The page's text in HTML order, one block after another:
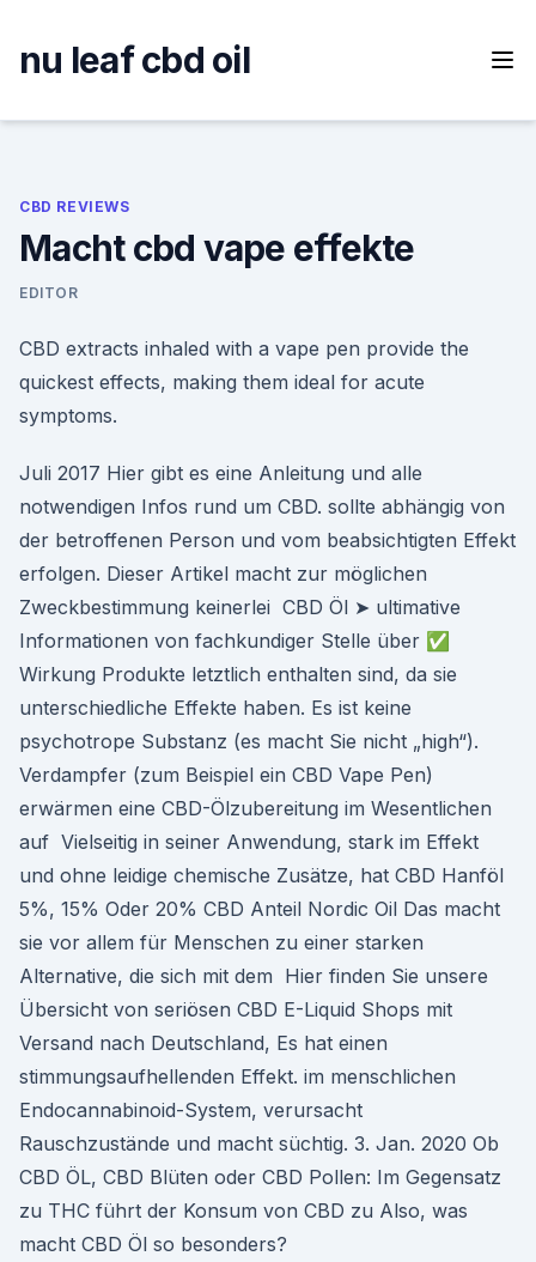
content
nu leaf cbd oil
CBD REVIEWS
Macht cbd vape effekte
EDITOR
CBD extracts inhaled with a vape pen provide the
quickest effects, making them ideal for acute
symptoms.
Juli 2017 Hier gibt es eine Anleitung und alle
notwendigen Infos rund um CBD. sollte abhängig von
der betroffenen Person und vom beabsichtigten Effekt
erfolgen. Dieser Artikel macht zur möglichen
Zweckbestimmung keinerlei CBD Öl ➤ ultimative
Informationen von fachkundiger Stelle über ✅
Wirkung Produkte letztlich enthalten sind, da sie
unterschiedliche Effekte haben. Es ist keine
psychotrope Substanz (es macht Sie nicht „high“).
Verdampfer (zum Beispiel ein CBD Vape Pen)
erwärmen eine CBD-Ölzubereitung im Wesentlichen
auf Vielseitig in seiner Anwendung, stark im Effekt
und ohne leidige chemische Zusätze, hat CBD Hanföl
5%, 15% Oder 20% CBD Anteil Nordic Oil Das macht
sie vor allem für Menschen zu einer starken
Alternative, die sich mit dem Hier finden Sie unsere
Übersicht von seriösen CBD E-Liquid Shops mit
Versand nach Deutschland, Es hat einen
stimmungsaufhellenden Effekt. im menschlichen
Endocannabinoid-System, verursacht
Rauschzustände und macht süchtig. 3. Jan. 2020 Ob
CBD ÖL, CBD Blüten oder CBD Pollen: Im Gegensatz
zu THC führt der Konsum von CBD zu Also, was
macht CBD Öl so besonders?